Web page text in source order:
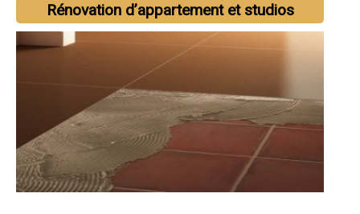
Rénovation d’appartement et studios